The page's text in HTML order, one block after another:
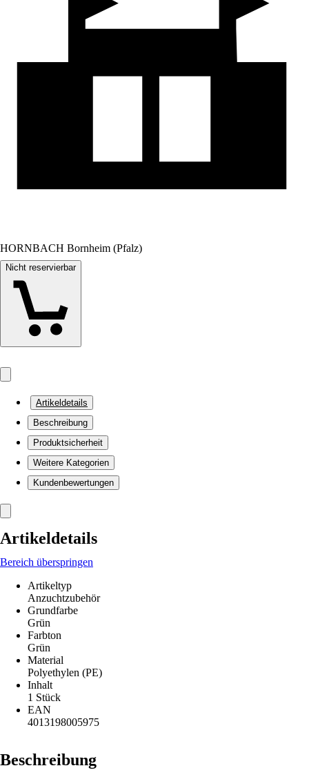
HORNBACH Bornheim (Pfalz)
Nicht reservierbar
Artikeldetails
Beschreibung
Produktsicherheit
Weitere Kategorien
Kundenbewertungen
Artikeldetails
Bereich überspringen
Artikeltyp
Anzuchtzubehör
Grundfarbe
Grün
Farbton
Grün
Material
Polyethylen (PE)
Inhalt
1 Stück
EAN
4013198005975
Beschreibung